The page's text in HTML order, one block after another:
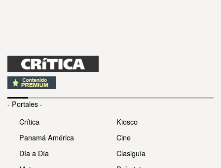
- Portales -
Crítica
Panamá América
Día a Día
Kiosco
Cine
Clasiguía